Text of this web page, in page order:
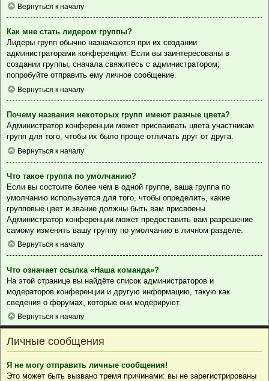
Вернуться к началу
Как мне стать лидером группы?
Лидеры групп обычно назначаются при их создании
администраторами конференции. Если вы заинтересованы в
создании группы, сначала свяжитесь с администратором;
попробуйте отправить ему личное сообщение.
Вернуться к началу
Почему названия некоторых групп имеют разные цвета?
Администратор конференции может присваивать цвета участникам
групп для того, чтобы их было проще отличать друг от друга.
Вернуться к началу
Что такое группа по умолчанию?
Если вы состоите более чем в одной группе, ваша группа по
умолчанию используется для того, чтобы определить, какие
групповые цвет и звание должны быть вам присвоены.
Администратор конференции может предоставить вам разрешение
самому изменять вашу группу по умолчанию в личном разделе.
Вернуться к началу
Что означает ссылка «Наша команда»?
На этой странице вы найдёте список администраторов и
модераторов конференции и другую информацию, такую как
сведения о форумах, которые они модерируют.
Вернуться к началу
Личные сообщения
Я не могу отправить личные сообщения!
Это может быть вызвано тремя причинами: вы не зарегистрированы